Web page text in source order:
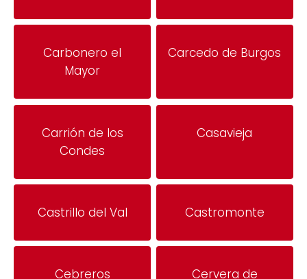
Carbonero el
Mayor
Carcedo de Burgos
Carrión de los
Condes
Casavieja
Castrillo del Val Castromonte
Cebreros Cervera de